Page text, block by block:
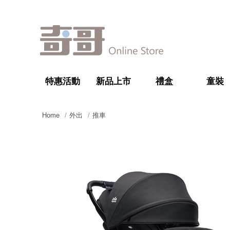
特惠活動 新品上市 禮盒 童裝
Home 外出 推車